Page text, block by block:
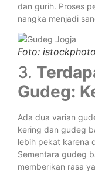
dan gurih. Proses
nangka menjadi
Foto: istockphoto
3.
Gudeg:
Ada dua varian
kering dan gudeg
lebih pekat karena
Sementara gudeg
memberikan rasa